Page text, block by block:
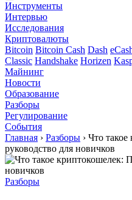
Инструменты
Интервью
Исследования
Криптовалюты
Bitcoin Bitcoin Cash Dash
Classic Handshake Horizen
Майнинг
Новости
Образование
Разборы
Регулирование
События
Главная › Разборы › Что
руководство для новичков
Разборы